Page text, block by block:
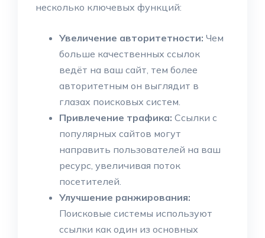
несколько ключевых функций:
Увеличение авторитетности: Чем
больше качественных ссылок
ведёт на ваш сайт, тем более
авторитетным он выглядит в
глазах поисковых систем.
Привлечение трафика: Ссылки с
популярных сайтов могут
направить пользователей на ваш
ресурс, увеличивая поток
посетителей.
Улучшение ранжирования:
Поисковые системы используют
ссылки как один из основных